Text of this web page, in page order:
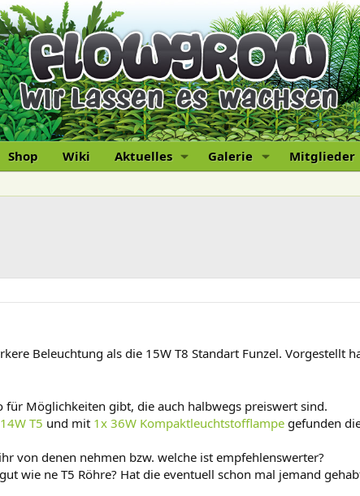
Shop Wiki Aktuelles Galerie Mitglieder
Beleuchtung als die 15W T8 Standart Funzel. Vorgestellt
für Möglichkeiten gibt, die auch halbwegs preiswert sind.
T5 und mit 1x 36W Kompaktleuchtstofflampe gefunden
von denen nehmen bzw. welche ist empfehlenswerter?
wie ne T5 Röhre? Hat die eventuell schon mal jemand